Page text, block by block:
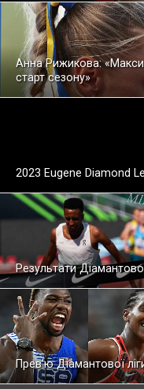
Анна Рижикова:
старт сезону»
2023 Eugene Diamond
Результати
Прев'ю Діамантової